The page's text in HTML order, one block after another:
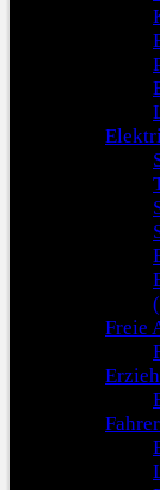
Freie